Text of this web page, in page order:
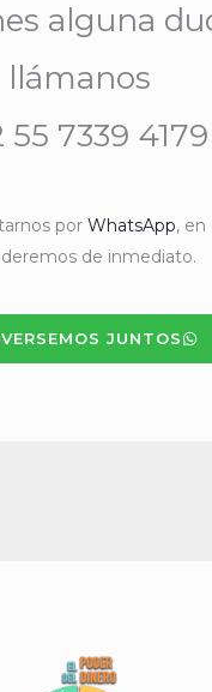
alguna
llámanos
55 7339 4179
por WhatsApp,
de inmediato.
JUNTOS